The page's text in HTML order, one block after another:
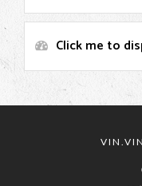
Click me to